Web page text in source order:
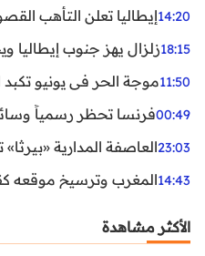
14:20إيطاليا تعلن التأهب القصوى في 23 مدينة بسبب
18:15زلزال يهز جنوب
11:50موجة الحر في يونيو تكبد
00:49فرنسا تحظر رسمياً وسائل
23:03العاصفة المدارية
14:43المغرب وترسيخ موقعه
الأكثر مشاهدة